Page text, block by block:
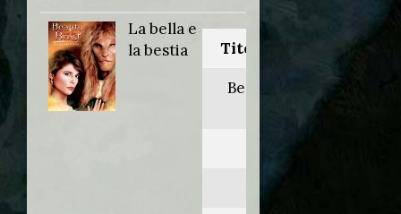
La bella e
la bestia
Titolo originale:
Beauty and the